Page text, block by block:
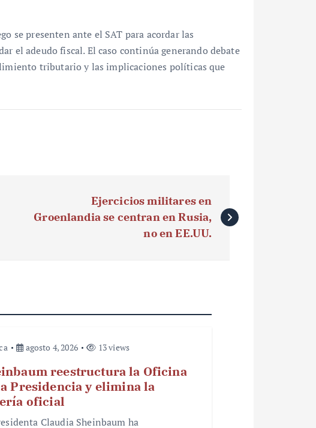
se presenten ante el SAT para acordar las
el adeudo fiscal. El caso continúa generando debate
tributario y las implicaciones políticas que
Ejercicios militares en
Groenlandia se centran en Rusia,
no en EE.UU.
agosto 4, 2026 13 views
reestructura la Oficina
Presidencia y elimina la
oficial
Claudia Sheinbaum ha